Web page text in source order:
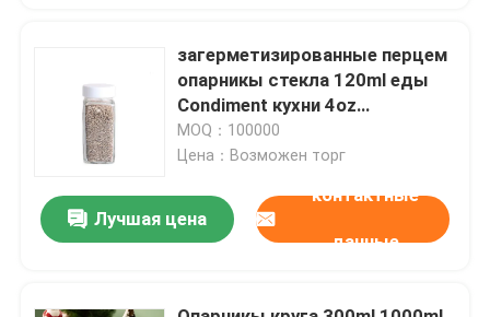
Свяжитесь мы
Новости
Упаковка напитка еды
Алюминиевая упаковка напитка
загерметизированные перцем
опарникы стекла 120ml еды
Condiment кухни 4oz
стеклянные упаковывая
MOQ：100000
Цена：Возможен торг
Лучшая цена
контактные
данные